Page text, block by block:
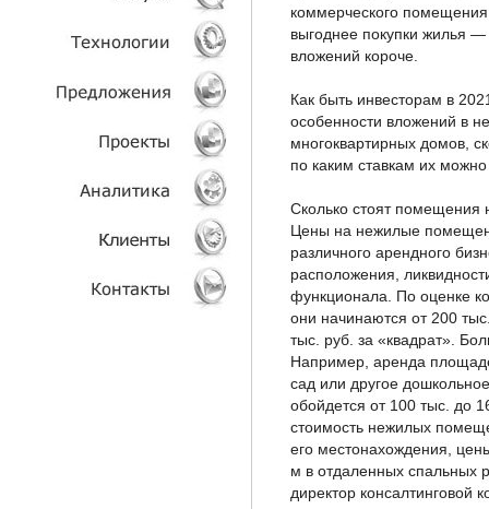
УСЛУГИ
ТЕХНОЛОГИИ
ОБЪЕКТЫ
ПРОЕКТЫ
АНАЛИТИКА
КЛИЕНТЫ
коммерческого
выгоднее покупки жилья
вложений короче.
Как быть инвесторам в
особенности вложений в
многоквартирных домов,
по каким ставкам их можно
Сколько стоят помещения
Цены на нежилые
различного арендного
расположения,
функционала. По оценке
они начинаются от 200
тыс. руб. за «квадрат».
Например, аренда
сад или другое
обойдется от 100 тыс. до
стоимость нежилых
его местонахождения,
м в отдаленных спальных
директор консалтинговой